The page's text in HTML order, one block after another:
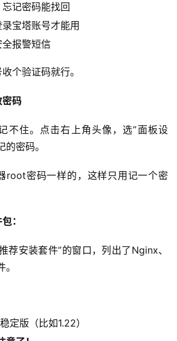
记密码能找回
宝塔账号才能用
报警短信
个验证码就行。
密码
不住。点击右上角头像，选”面板设
密码。
root密码一样的，这样只用记一个密
：
荐安装套件”的窗口，列出了Nginx、
定版（比如1.22）